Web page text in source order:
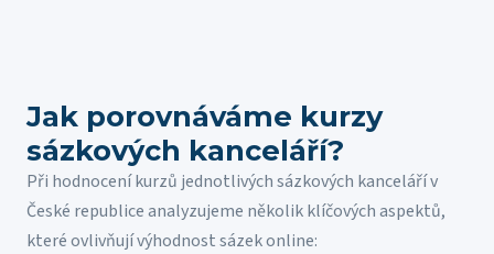
Jak porovnáváme kurzy
sázkových kanceláří?
Při hodnocení kurzů jednotlivých sázkových kanceláří v
České republice analyzujeme několik klíčových aspektů,
které ovlivňují výhodnost sázek online: